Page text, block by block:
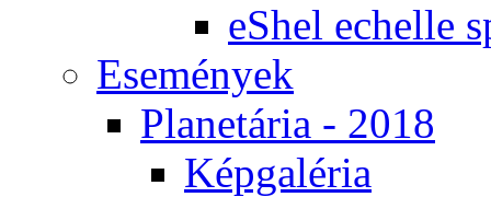
eS­hel echel­le
Ese­mé­nyek
Pla­ne­tá­ria - 2018
Kép­ga­lé­ria